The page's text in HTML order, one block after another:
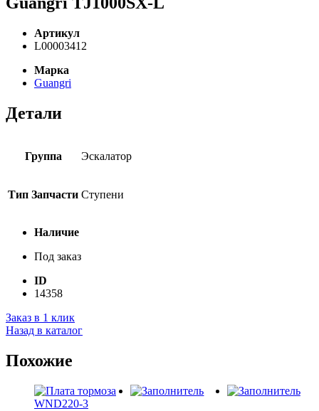
Артикул
L00003412
Марка
Guangri
Детали
Группа Эскалатор
Тип Запчасти Ступени
Наличие
Под заказ
ID
14358
Заказ в 1 клик
Назад в каталог
Похожие